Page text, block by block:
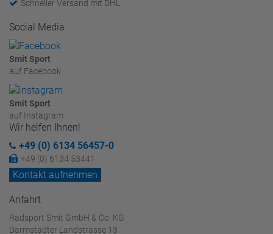
Schneller Versand mit DHL
Social Media
Smit Sport
auf Facebook
Smit Sport
auf Instagram
Wir helfen Ihnen!
+49 (0) 6134 56457-0
+49 (0) 6134 53441
Kontakt aufnehmen
Anfahrt
Radsport Smit GmbH & Co. KG
Darmstädter Landstrasse 13